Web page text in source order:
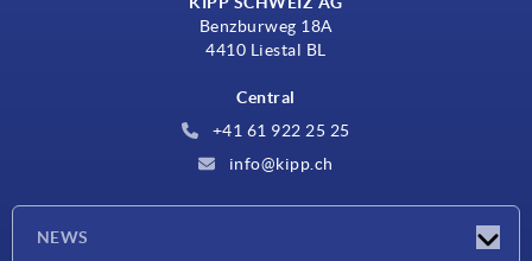
Benzburweg 18A
4410 Liestal BL
Central
+41 61 922 25 25
info@kipp.ch
NEWS